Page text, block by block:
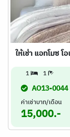
ให้เช่า แอทโมซ โ
1 1
AO13-0044
ค่าเช่าบาท/เดือน
15,000.-